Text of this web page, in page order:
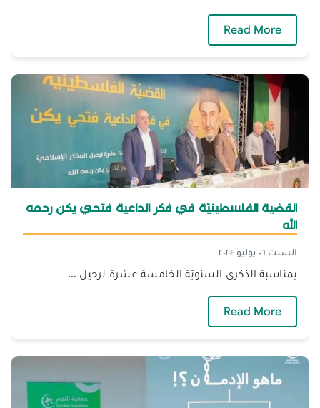
Read More
القضية الفلسطينيّة في فكر الداعية فتحي يكن رحمه
الله
السبت ٠٦ يوليو ٢٠٢٤
بمناسبة الذكرى السنويّة الخامسة عشرة لرحيل ...
Read More